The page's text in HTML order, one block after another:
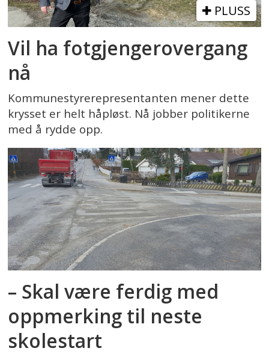
PLUSS
Vil ha fotgjengerovergang
nå
Kommunestyrerepresentanten mener dette
krysset er helt håpløst. Nå jobber politikerne
med å rydde opp.
– Skal være ferdig med
oppmerking til neste
skolestart